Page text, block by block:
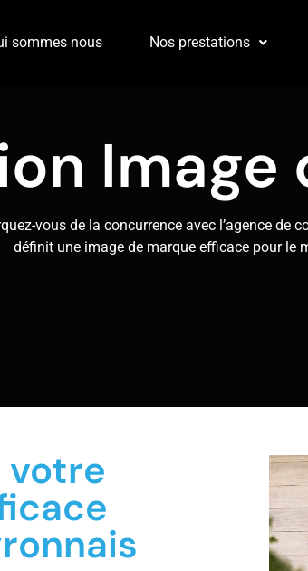
sommes nous Nos prestations
Image
vous de la concurrence avec l’agence de
définit une image de marque efficace pour le
votre